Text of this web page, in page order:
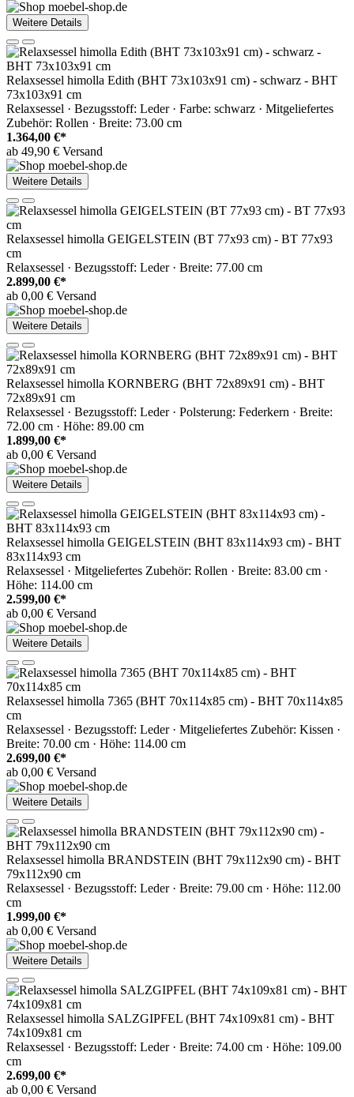
Weitere Details
Relaxsessel himolla Edith (BHT 73x103x91 cm) - schwarz - BHT
73x103x91 cm
Relaxsessel · Bezugsstoff: Leder · Farbe: schwarz · Mitgeliefertes
Zubehör: Rollen · Breite: 73.00 cm
1.364,00 €*
ab 49,90 € Versand
Weitere Details
Relaxsessel himolla GEIGELSTEIN (BT 77x93 cm) - BT 77x93
cm
Relaxsessel · Bezugsstoff: Leder · Breite: 77.00 cm
2.899,00 €*
ab 0,00 € Versand
Weitere Details
Relaxsessel himolla KORNBERG (BHT 72x89x91 cm) - BHT
72x89x91 cm
Relaxsessel · Bezugsstoff: Leder · Polsterung: Federkern · Breite:
72.00 cm · Höhe: 89.00 cm
1.899,00 €*
ab 0,00 € Versand
Weitere Details
Relaxsessel himolla GEIGELSTEIN (BHT 83x114x93 cm) - BHT
83x114x93 cm
Relaxsessel · Mitgeliefertes Zubehör: Rollen · Breite: 83.00 cm ·
Höhe: 114.00 cm
2.599,00 €*
ab 0,00 € Versand
Weitere Details
Relaxsessel himolla 7365 (BHT 70x114x85 cm) - BHT 70x114x85
cm
Relaxsessel · Bezugsstoff: Leder · Mitgeliefertes Zubehör: Kissen ·
Breite: 70.00 cm · Höhe: 114.00 cm
2.699,00 €*
ab 0,00 € Versand
Weitere Details
Relaxsessel himolla BRANDSTEIN (BHT 79x112x90 cm) - BHT
79x112x90 cm
Relaxsessel · Bezugsstoff: Leder · Breite: 79.00 cm · Höhe: 112.00
cm
1.999,00 €*
ab 0,00 € Versand
Weitere Details
Relaxsessel himolla SALZGIPFEL (BHT 74x109x81 cm) - BHT
74x109x81 cm
Relaxsessel · Bezugsstoff: Leder · Breite: 74.00 cm · Höhe: 109.00
cm
2.699,00 €*
ab 0,00 € Versand